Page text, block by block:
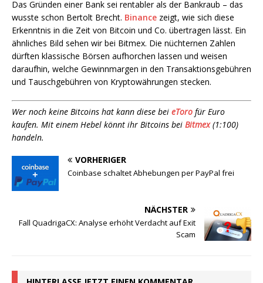
Das Gründen einer Bank sei rentabler als der Bankraub – das
wusste schon Bertolt Brecht. Binance zeigt, wie sich diese
Erkenntnis in die Zeit von Bitcoin und Co. übertragen lässt. Ein
ähnliches Bild sehen wir bei Bitmex. Die nüchternen Zahlen
dürften klassische Börsen aufhorchen lassen und weisen
daraufhin, welche Gewinnmargen in den Transaktionsgebühren
und Tauschgebühren von Kryptowährungen stecken.
Wer noch keine Bitcoins hat kann diese bei eToro für Euro
kaufen. Mit einem Hebel könnt ihr Bitcoins bei Bitmex(1:100)
handeln.
VORHERIGER
Coinbase schaltet Abhebungen per PayPal frei
NÄCHSTER
Fall QuadrigaCX: Analyse erhöht Verdacht auf Exit
Scam